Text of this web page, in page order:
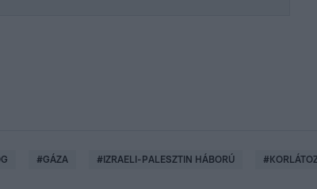
#GÁZA # IZRAELI-PALESZTIN HÁBORÚ #